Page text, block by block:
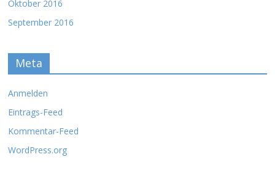
Oktober 2016
September 2016
Meta
Anmelden
Eintrags-Feed
Kommentar-Feed
WordPress.org